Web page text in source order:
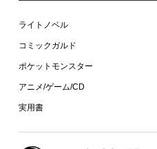
ライトノベル
コミックガルド
ポケットモンスター
アニメ/ゲーム/CD
実用書